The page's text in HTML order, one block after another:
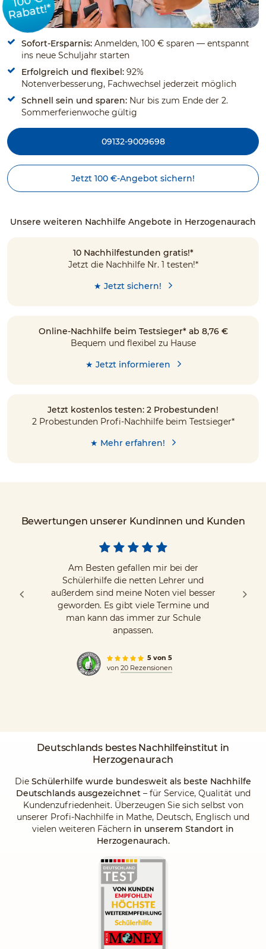
Rabatt!*
Sofort-Ersparnis: Anmelden, 100 € sparen — entspannt
ins neue Schuljahr starten
Erfolgreich und flexibel: 92%
Notenverbesserung, Fachwechsel jederzeit möglich
Schnell sein und sparen: Nur bis zum Ende der 2.
Sommerferienwoche gültig
09132-9009698
Jetzt 100 €-Angebot sichern!
Unsere weiteren Nachhilfe Angebote in Herzogenaurach
10 Nachhilfestunden gratis!*
Jetzt die Nachhilfe Nr. 1 testen!*
★ Jetzt sichern!
Online-Nachhilfe beim Testsieger* ab 8,76 €
Bequem und flexibel zu Hause
★ Jetzt informieren
Jetzt kostenlos testen: 2 Probestunden!
2 Probestunden Profi-Nachhilfe beim Testsieger*
★ Mehr erfahren!
Bewertungen unserer Kundinnen und Kunden
Am Besten gefallen mir bei der
Schülerhilfe die netten Lehrer und
außerdem sind meine Noten viel besser
geworden. Es gibt viele Termine und
man kann das immer zur Schule
anpassen.
5 von 5
von 20 Rezensionen
Deutschlands bestes Nachhilfeinstitut in
Herzogenaurach
Die Schülerhilfe wurde bundesweit als beste Nachhilfe
Deutschlands ausgezeichnet– für Service, Qualität und
Kundenzufriedenheit. Überzeugen Sie sich selbst von
unserer Profi-Nachhilfe in Mathe, Deutsch, Englisch und
vielen weiteren Fächern in unserem Standort in
Herzogenaurach.